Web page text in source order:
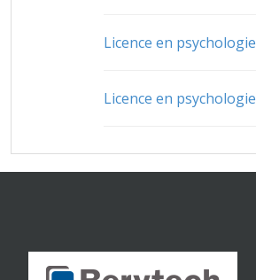
Licence en psychologie
Licence en psychologie